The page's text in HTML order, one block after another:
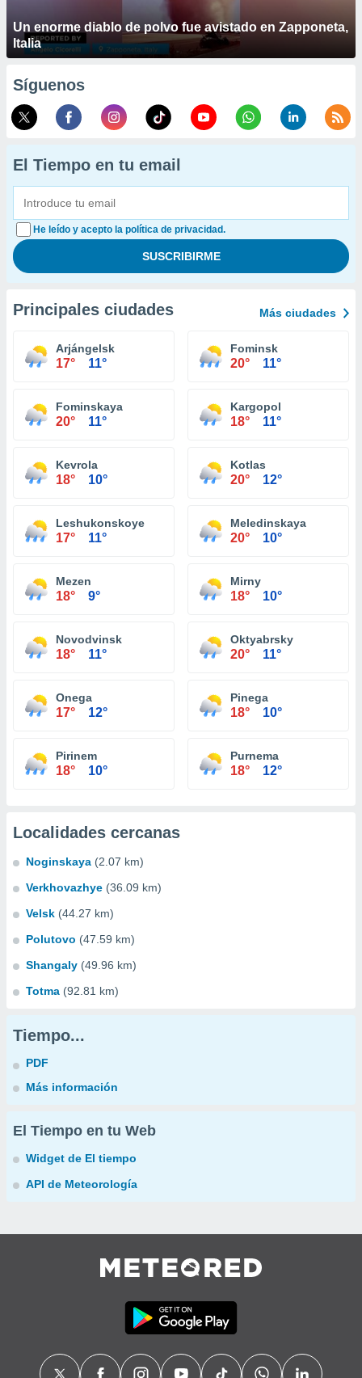
Un enorme diablo de polvo fue avistado en Zapponeta,
Italia
Síguenos
El Tiempo en tu email
He leído y acepto la política de privacidad.
Principales ciudades Más ciudades
Arjángelsk
17° 11°
Fominsk
20° 11°
Fominskaya
20° 11°
Kargopol
18° 11°
Kevrola
18° 10°
Kotlas
20° 12°
Leshukonskoye
17° 11°
Meledinskaya
20° 10°
Mezen
18° 9°
Mirny
18° 10°
Novodvinsk
18° 11°
Oktyabrsky
20° 11°
Onega
17° 12°
Pinega
18° 10°
Pirinem
18° 10°
Purnema
18° 12°
Localidades cercanas
Noginskaya (2.07 km)
Verkhovazhye (36.09 km)
Velsk (44.27 km)
Polutovo (47.59 km)
Shangaly (49.96 km)
Totma (92.81 km)
Tiempo...
PDF
Más información
El Tiempo en tu Web
Widget de El tiempo
API de Meteorología